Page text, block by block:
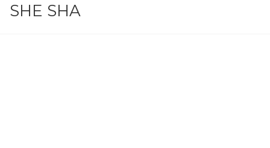
SHE SHA